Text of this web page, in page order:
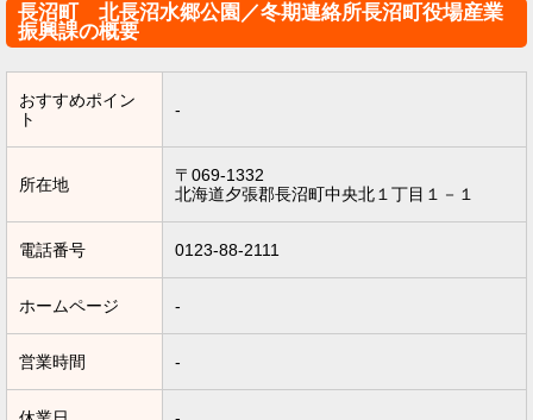
長沼町 北長沼水郷公園／冬期連絡所長沼町役場産業
振興課の概要
おすすめポイン
ト
-
所在地
〒069-1332
北海道夕張郡長沼町中央北１丁目１－１
電話番号 0123-88-2111
ホームページ -
営業時間 -